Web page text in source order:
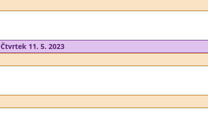
Čtvrtek 11. 5. 2023